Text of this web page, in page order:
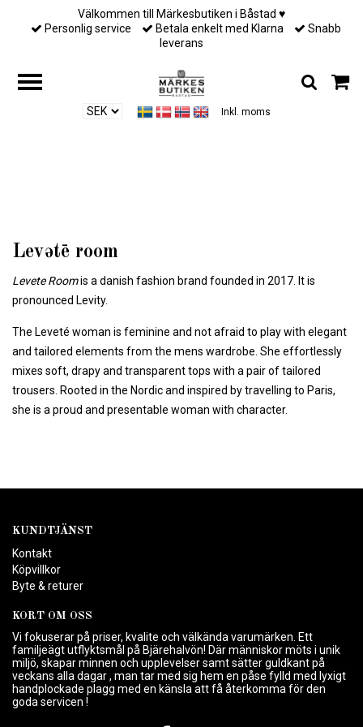
Välkommen till Märkesbutiken i Båstad ♥︎
Personlig service
Betala enkelt med Klarna
Snabb
leverans
Inkl. moms
Levətē room
Levete Roomis adanish fashion brand founded in 2017. It is
pronounced Levity.
The Leveté woman is feminine and not afraid to play with elegant
and tailored elements from the mens wardrobe. She effortlessly
mixes soft, drapy and transparent tops with a pair of tailored
trousers. Rooted in the Nordic and inspired by travelling to Paris,
she is a proud and presentable woman with character.
KUNDTJÄNST
Kontakt
Köpvillkor
Byte & returer
KORT OM OSS
Vi fokuserar på priser, kvalite och välkända varumärken. Ett
familjeägt utflyktsmål på Bjärehalvön! Där människor möts i unik
miljö, skapar minnen och upplevelser samt sätter guldkant på
veckans alla dagar , man tar med sig hem en påse fylld med lyxigt
handplockade plagg med en känsla att få återkomma för den
goda servicen !